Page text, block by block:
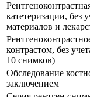
катетеризации, без
материалов и
контрастом, без
10 снимков)
Обследование
заключением